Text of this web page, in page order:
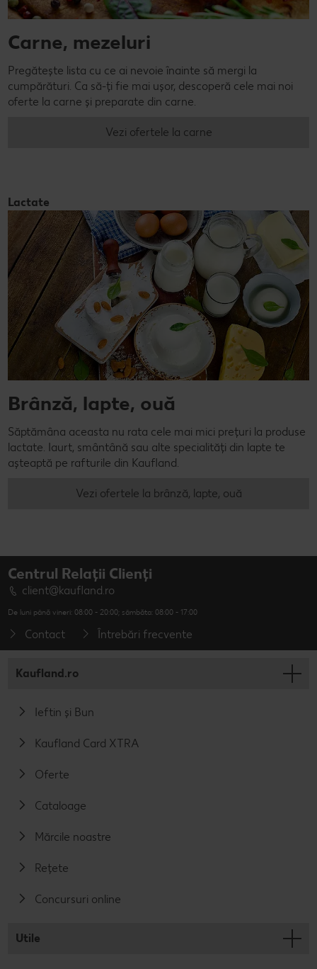
Carne, mezeluri
Pregătește lista cu ce ai nevoie înainte să mergi la
cumpărături. Ca să-ți fie mai ușor, descoperă cele mai noi
oferte la carne și preparate din carne.
Vezi ofertele la carne
Lactate
Brânză, lapte, ouă
Săptămâna aceasta nu rata cele mai mici prețuri la produse
lactate. Iaurt, smântână sau alte specialități din lapte te
așteaptă pe rafturile din Kaufland.
Vezi ofertele la brânză, lapte, ouă
Centrul Relații Clienți
client@kaufland.ro
De luni până vineri: 08:00 - 20:00; sâmbăta: 08:00 - 17:00
Contact Întrebări frecvente
Kaufland.ro
Ieftin și Bun
Kaufland Card XTRA
Oferte
Cataloage
Mărcile noastre
Rețete
Concursuri online
Utile